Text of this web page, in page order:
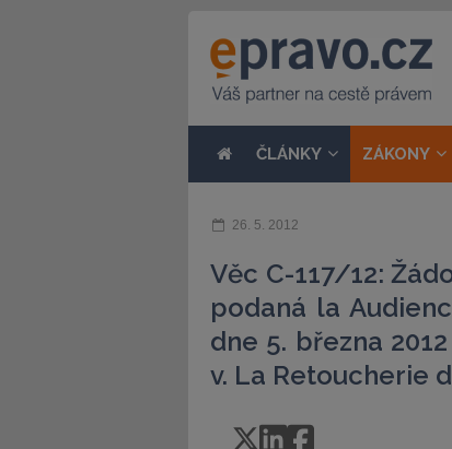
ČLÁNKY ZÁKONY
26. 5. 2012
Věc C-117/12:
podaná la
dne 5. března
v. La Retoucherie